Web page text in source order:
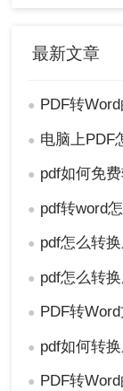
最新文章
● PDF转Word的
● 电脑上PDF怎么免
● pdf如何免费转化
● pdf转word怎么保留
● pdf怎么转换成
● pdf怎么转换成
● PDF转Word方法指
● pdf如何转换
● PDF转Word的4种